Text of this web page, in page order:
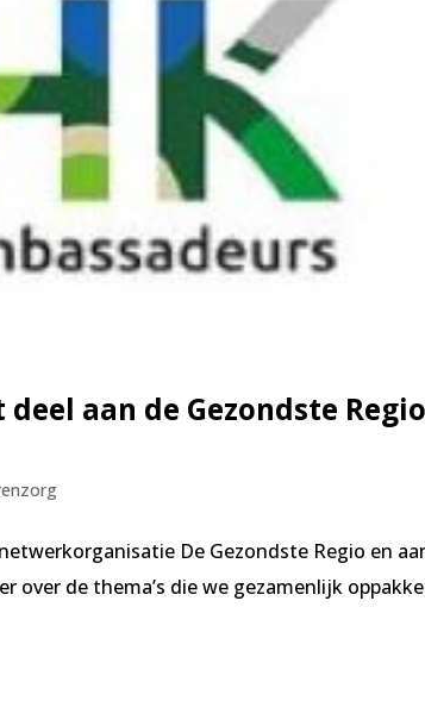
aan de Gezondste
De Gezondste Regio en
over de thema’s die we gezamenlijk